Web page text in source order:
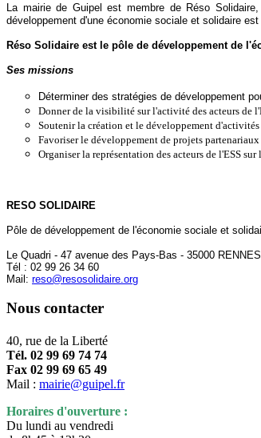
La mairie de Guipel est membre de Réso
développement d'une économie sociale et solidaire est
Réso Solidaire est le pôle de développement de
Ses missions
Déterminer des stratégies de développement
Donner de la visibilité sur l'activité des acteurs de
Soutenir la création et le développement d'activités
Favoriser le développement de projets
Organiser la représentation des acteurs de l'ESS sur
RESO SOLIDAIRE
Pôle de développement de l'économie sociale et
Le Quadri - 47 avenue des Pays-Bas - 35000 RENNES
Tél : 02 99 26 34 60
Mail: reso@resosolidaire.org
Nous contacter
40, rue de la Liberté
Tél. 02 99 69 74 74
Fax 02 99 69 65 49
Mail : mairie@guipel.fr
Horaires d'ouverture :
Du lundi au vendredi